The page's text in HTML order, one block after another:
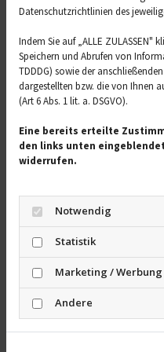
nicht
geklärt
Eine tatsächliche
ist zwar noch nicht
allerdings scheint die
spielen. Es könnte sein,
unregelmäßig
SIDS verstorben sind,
aus, dass manche Babys
haben, können diese
Untersucht wird die
verstorbenen Säugling
Ursachen auszuschließen.
Datenschutzrichtlinien des
Indem Sie auf „ALLE ZULASSEN"
Speichern und Abrufen von
TDDDG) sowie der
dargestellten bzw. die von Ihnen
(Art 6 Abs. 1 lit. a. DSGVO).
Eine bereits erteilte
den links unten
widerrufen.
Notwendig
Statistik
Marketing / Werbung
Andere